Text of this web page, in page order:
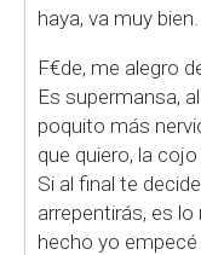
haya, va muy bien.
F€de, me alegro
Es supermansa,
poquito más
que quiero, la
Si al final te
arrepentirás, es
hecho yo